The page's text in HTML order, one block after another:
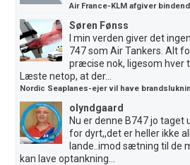
Air France-KLM afgiver
Søren Fønss
I min verden giver det
747 som Air Tankers. Alt
præcise nok, ligesom hver
Læste netop, at der...
Nordic Seaplanes-ejer vil have
olyndgaard
Nu er denne B747 jo taget
for dyrt,,det er heller ikke
lande..imod sætning til de
kan lave optankning...